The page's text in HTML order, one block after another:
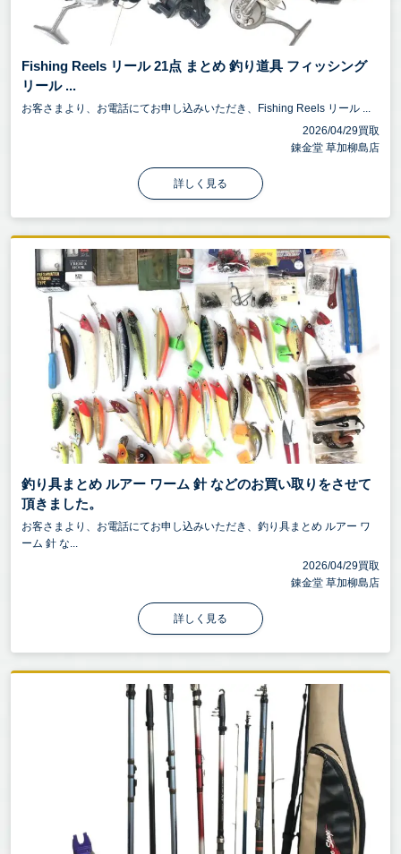
Fishing Reels リール 21点 まとめ 釣り道具 フィッシング
リール ...
お客さまより、お電話にてお申し込みいただき、Fishing Reels リール ...
2026/04/29買取
錬金堂 草加柳島店
詳しく見る
釣り具まとめ ルアー ワーム 針 などのお買い取りをさせて
頂きました。
お客さまより、お電話にてお申し込みいただき、釣り具まとめ ルアー ワ
ーム 針 な...
2026/04/29買取
錬金堂 草加柳島店
詳しく見る